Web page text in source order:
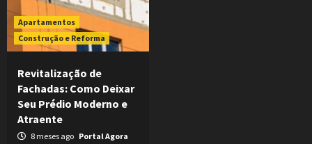
Apartamentos
Construção e Reforma
Revitalização de
Fachadas: Como Deixar
Seu Prédio Moderno e
Atraente
8 meses ago Portal Agora